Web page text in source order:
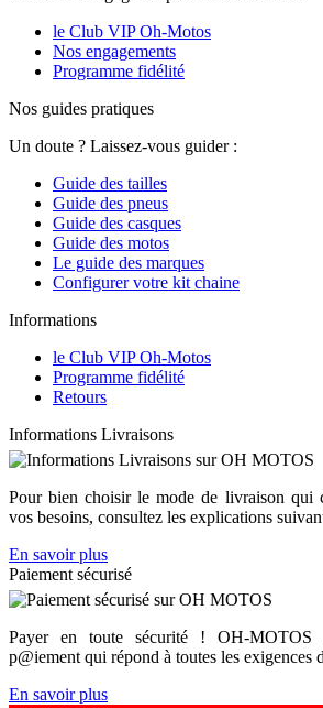
le Club VIP Oh-Motos
Nos engagements
Programme fidélité
Nos guides pratiques
Un doute ? Laissez-vous guider :
Guide des tailles
Guide des pneus
Guide des casques
Guide des motos
Le guide des marques
Configurer votre kit chaine
Informations
le Club VIP Oh-Motos
Programme fidélité
Retours
Informations Livraisons
Pour bien choisir le mode de livraison qui
vos besoins, consultez les explications
En savoir plus
Paiement sécurisé
Payer en toute sécurité ! OH-
p@iement qui répond à toutes les exigences
En savoir plus